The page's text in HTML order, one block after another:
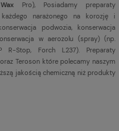
Pro), Posiadamy preparaty
każdego narażonego na korozję i
podwozia, konserwacja
w aerozolu (spray) (np.
Stop, Forch L237). Preparaty
Teroson które polecamy naszym
jakością chemiczną niż produkty